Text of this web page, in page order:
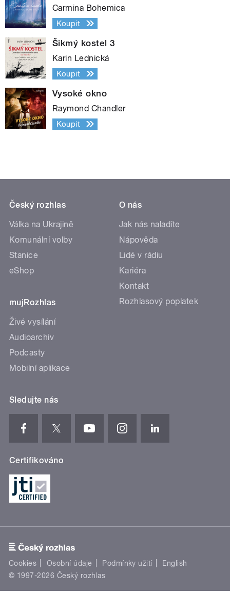
Carmina Bohemica
Koupit
Šikmý kostel 3
Karin Lednická
Koupit
Vysoké okno
Raymond Chandler
Koupit
Český rozhlas
Válka na Ukrajině
Komunální volby
Stanice
eShop
mujRozhlas
Živé vysílání
Audioarchiv
Podcasty
Mobilní aplikace
O nás
Jak nás naladíte
Nápověda
Lidé v rádiu
Kariéra
Kontakt
Rozhlasový poplatek
Sledujte nás
Certifikováno
Cookies Osobní údaje Podmínky užití
English
© 1997-2026 Český rozhlas